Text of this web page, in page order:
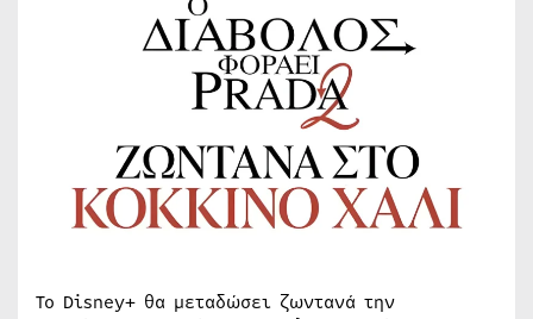
Το Disney+ θα μεταδώσει ζωντανά την